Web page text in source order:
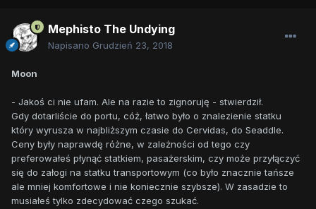
Mephisto The Undying
Napisano Grudzień 23, 2018
Moon
- Jakoś ci nie ufam. Ale na razie to zignoruję - stwierdził.
Gdy dotarliście do portu, cóż, łatwo było o znalezienie statku
który wyrusza w najbliższym czasie do Cervidas, do Seaddle.
Ceny były naprawdę różne, w zależności od tego czy
preferowałeś płynąć statkiem, pasażerskim, czy może przyłączyć
się do załogi na statku transportowym (co było znacznie tańsze
ale mniej komfortowe i nie koniecznie szybsze). W zasadzie to
musiałeś tylko zdecydować czego szukać.